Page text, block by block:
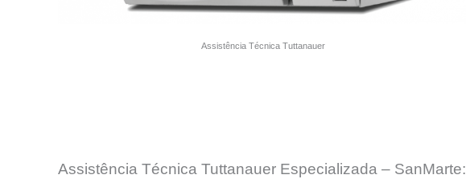
Assistência Técnica Tuttanauer
Assistência Técnica Tuttanauer Especializada – SanMarte: